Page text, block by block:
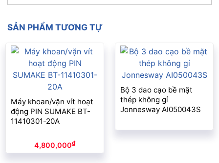
SẢN PHẨM TƯƠNG TỰ
Máy khoan/vặn vít hoạt
động PIN SUMAKE BT-
11410301-20A
4,800,000₫
Bộ 3 dao cạo bề mặt
thép không gỉ
Jonnesway AI050043S